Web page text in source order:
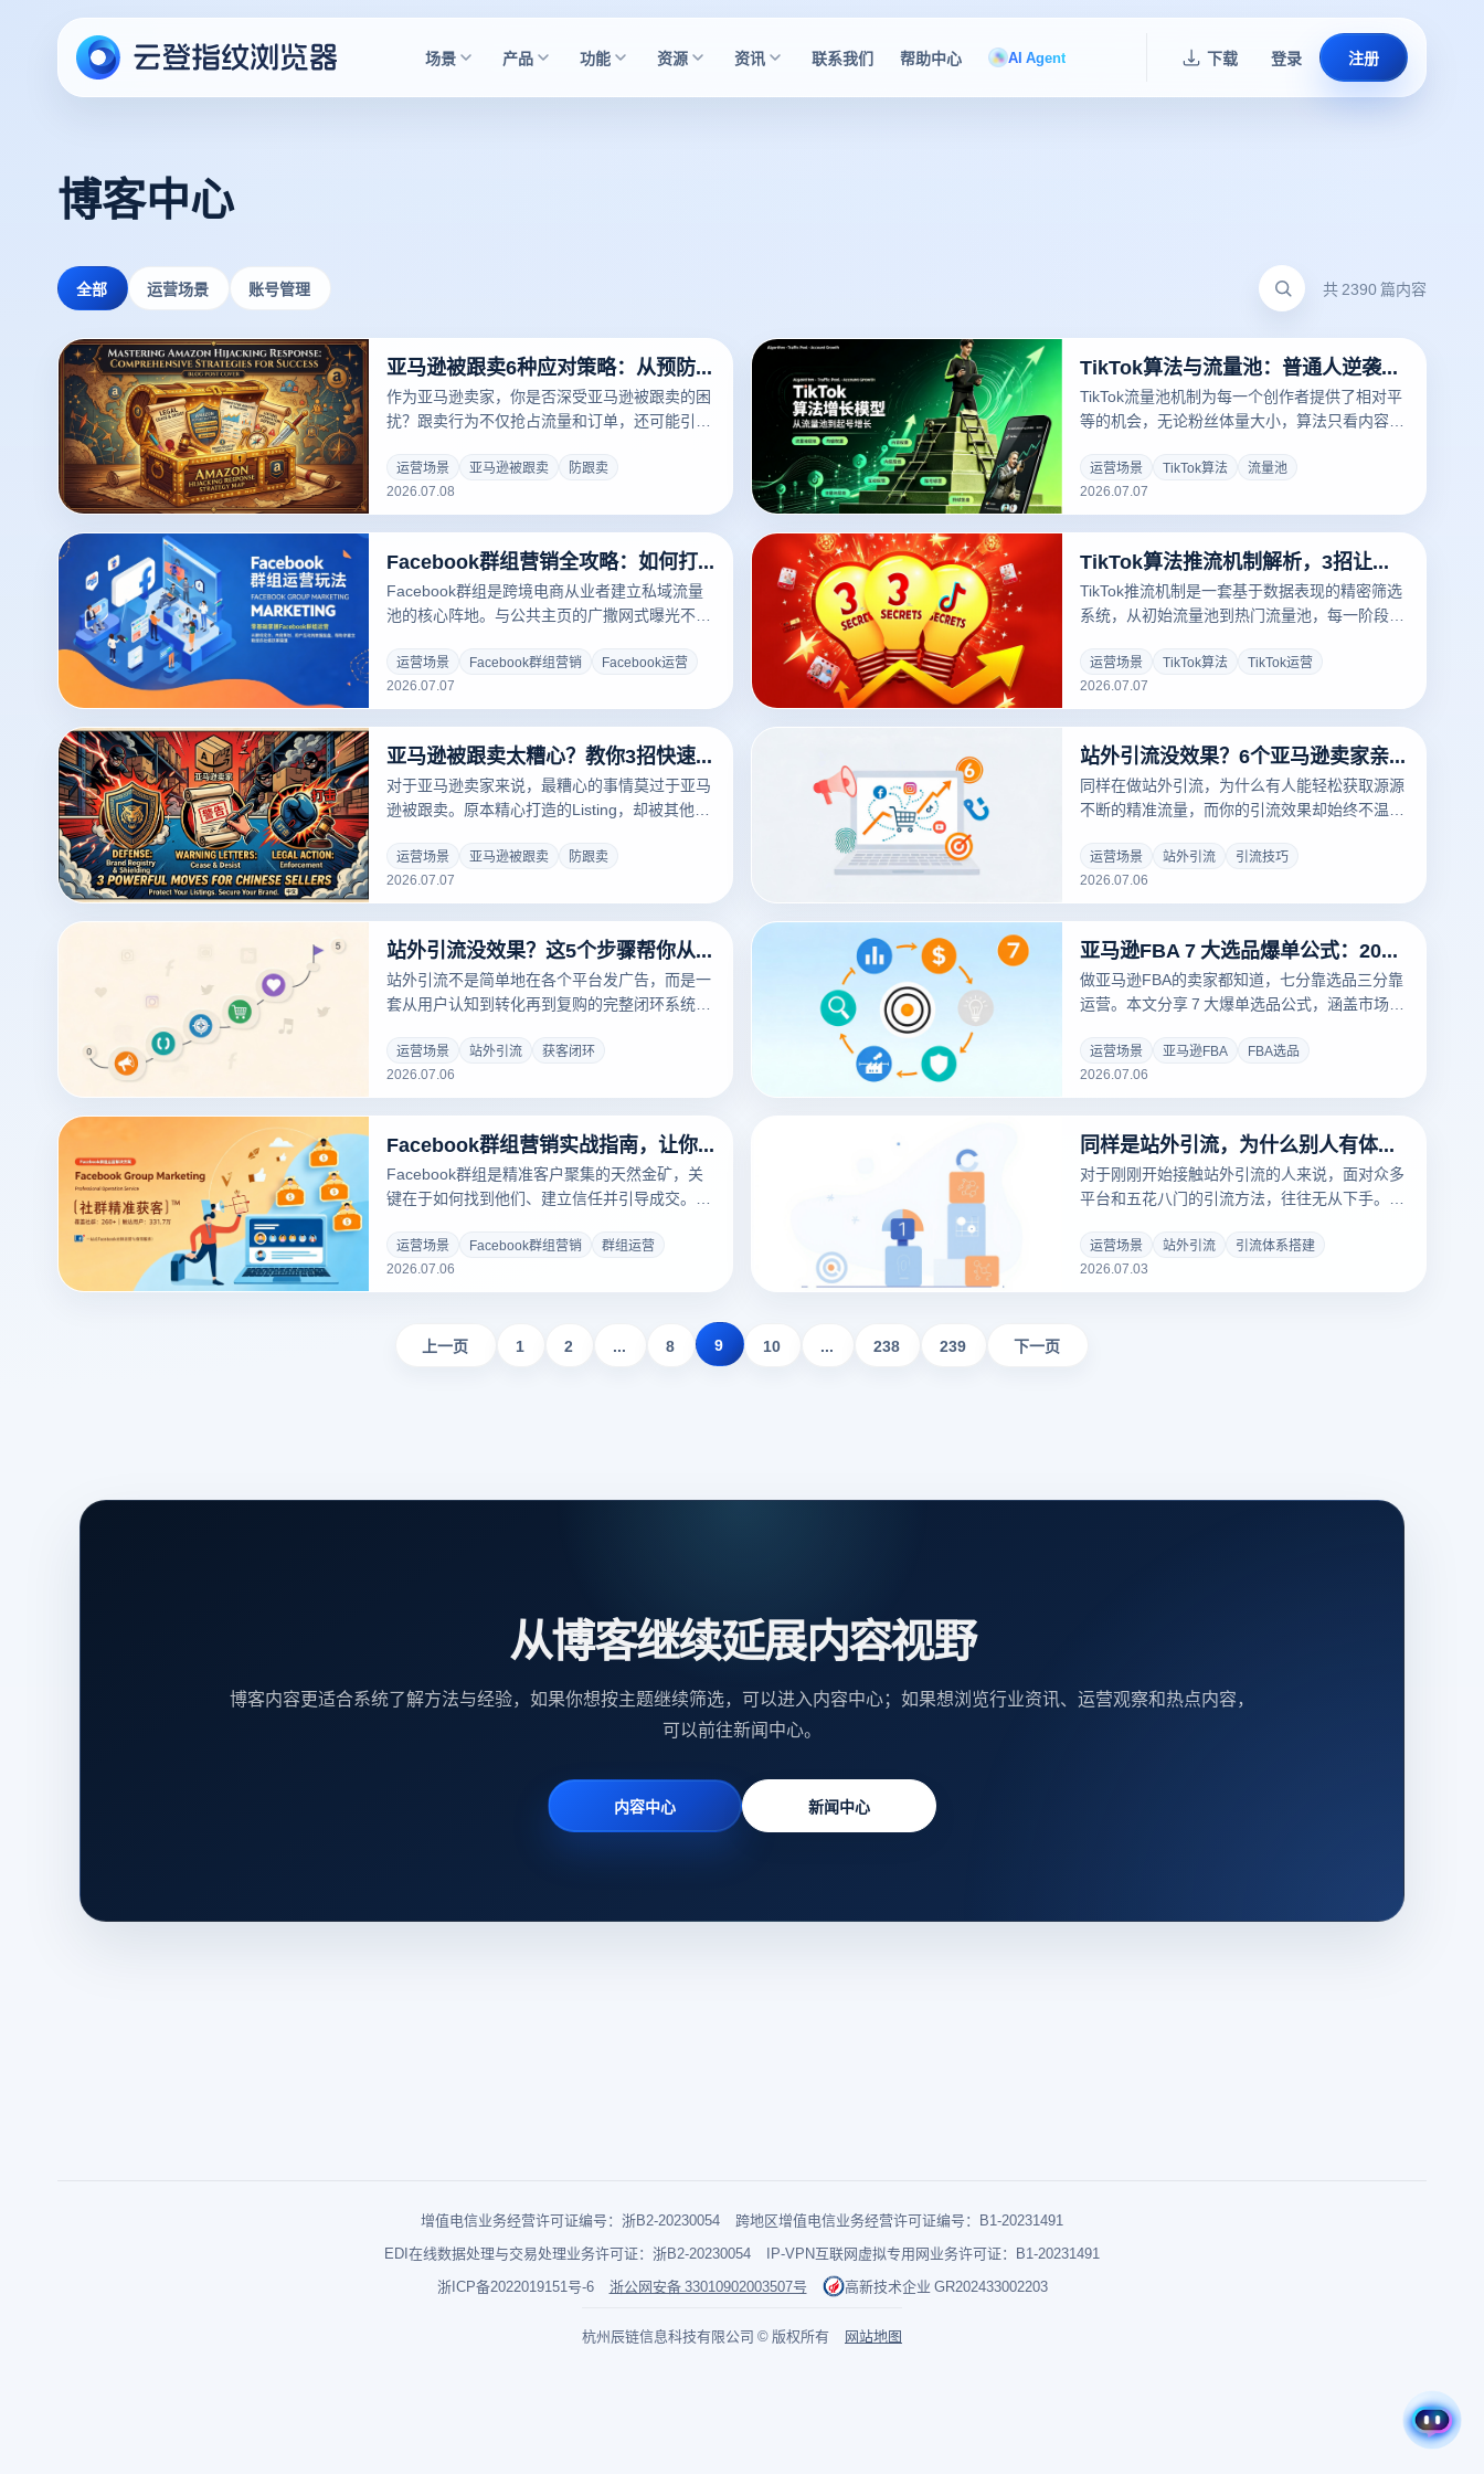
场景 产品 功能 资源 资讯 联系我们 帮助中心 AI Agent 下载 登录 注册
博客中心
全部 运营场景 账号管理 共 2390 篇内容
亚马逊被跟卖6种应对策略：从预防到维权全攻略
作为亚马逊卖家，你是否深受亚马逊被跟卖的困
扰？跟卖行为不仅抢占流量和订单，还可能引来
跟卖情况，你需要掌握一套全面的应对策略。本
文将为你提供一份详尽的应对策略大全，涵盖从
预防到处理、再到后续监控的全过程，助你在亚
利果实
运营场景 亚马逊被跟卖
防跟卖
2026.07.08
TikTok算法与流量池：普通人逆袭的4个核心策略
TikTok流量池机制为每一个创作者提供了相对平
等的机会，无论粉丝体量大小，算法只看内容数
这个机会，取决于您是否真正掌握了流量池的晋
级规则。本文为您系统拆解TikTok流量池机制的
运作原理，助您从零起号拿到稳定推流。
运营场景 TikTok算法
流量池
2026.07.07
Facebook群组营销全攻略：如何打造高转化私域流量池
Facebook群组是跨境电商从业者建立私域流量
池的核心阵地。与公共主页的广撒网式曝光不
现从流量到转化的闭环。很多卖家通过
Facebook群组每月稳定获取数百个精准询盘，
而更多人还在群组营销的门槛外徘徊。本文为您
运营场景 Facebook群组营销
Facebook运营
2026.07.07
TikTok算法推流机制解析，3招让你的视频爆火
TikTok推流机制是一套基于数据表现的精密筛选
系统，从初始流量池到热门流量池，每一阶段都
流量池系统，就能找到让视频进入更大推荐池的
关键钥匙。本文为您深度拆解TikTok推流机制的
运作逻辑与实操突破方法。
运营场景 TikTok算法
TikTok运营
2026.07.07
亚马逊被跟卖太糟心？教你3招快速赶走跟卖者
对于亚马逊卖家来说，最糟心的事情莫过于亚马
逊被跟卖。原本精心打造的Listing，却被其他卖
能导致产品评价被污染，品牌形受损。面对突如
其来的亚马逊被跟卖，许多卖家往往不知所措。
本文将为你支招，教你
运营场景 亚马逊被跟卖
防跟卖
2026.07.07
站外引流没效果？6个亚马逊卖家亲测有效的实操技巧
同样在做站外引流，为什么有人能轻松获取源源
不断的精准流量，而你的引流效果却始终不温不
和细节执行。本文分享实战中验证有效的站外引
流技巧，涵盖内容优化、渠道选择、转化路径设
计等多个维度，帮你突破引流瓶颈，实现流量翻
运营场景 站外引流
引流技巧
2026.07.06
站外引流没效果？这5个步骤帮你从0跑通
站外引流不是简单地在各个平台发广告，而是一
套从用户认知到转化再到复购的完整闭环系统。
对，而是引流链路中的某个环节断裂了。本文从
闭环思维出发，手把手教你搭建一套完整的站外
引流获客系统，覆盖引流-承接-转化-复购的全链
运营场景 站外引流
获客闭环
2026.07.06
亚马逊FBA 7 大选品爆单公式：2026 卖家实测有效
做亚马逊FBA的卖家都知道，七分靠选品三分靠
运营。本文分享 7 大爆单选品公式，涵盖市场调
基础也能选出月销千单的 FBA 爆款。
运营场景 亚马逊FBA
FBA选品
2026.07.06
Facebook群组营销实战指南，让你的精准客户主动找上门
Facebook群组是精准客户聚集的天然金矿，关
键在于如何找到他们、建立信任并引导成交。很
的高手却在悄无声息地让客户主动下单。本文揭
示Facebook群组营销从引流到成交的完整实战
路径。
运营场景 Facebook群组营销
群组运营
2026.07.06
同样是站外引流，为什么别人有体系你只有散招？
对于刚刚开始接触站外引流的人来说，面对众多
平台和五花八门的引流方法，往往无从下手。本
知讲起，帮助你一步步搭建起完整的站外引流框
架，知道每个阶段该做什么、怎么做、做到什么
运营场景 站外引流
引流体系搭建
2026.07.03
上一页 1 2 ... 8 9 10 ... 238 239 下一页
从博客继续延展内容视野
博客内容更适合系统了解方法与经验，如果你想按主题继续筛选，可以进入内容中心；如果想浏览行业资讯、运营观察和热点内容，
可以前往新闻中心。
内容中心 新闻中心
增值电信业务经营许可证编号：浙B2-20230054
跨地区增值电信业务经营许可证编号：B1-20231491
EDI在线数据处理与交易处理业务许可证：浙B2-20230054
IP-VPN互联网虚拟专用网业务许可证：B1-20231491
浙ICP备2022019151号-6
浙公网安备 33010902003507号 高新技术企业 GR202433002203
杭州辰链信息科技有限公司 © 版权所有 网站地图